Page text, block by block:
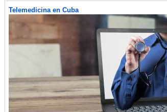
Telemedicina en Cuba